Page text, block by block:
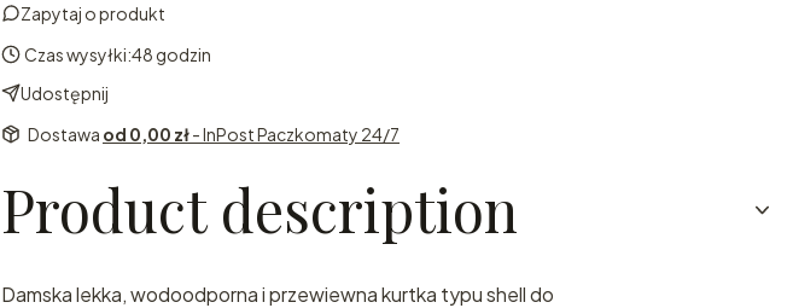
Zapytaj o produkt
Czas wysyłki:48 godzin
Udostępnij
Dostawa od 0,00 zł- InPost Paczkomaty 24/7
Product description
Damska lekka, wodoodporna i przewiewna kurtka typu shell do